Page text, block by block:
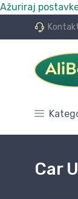
Ažuriraj
24 rate bez
Car